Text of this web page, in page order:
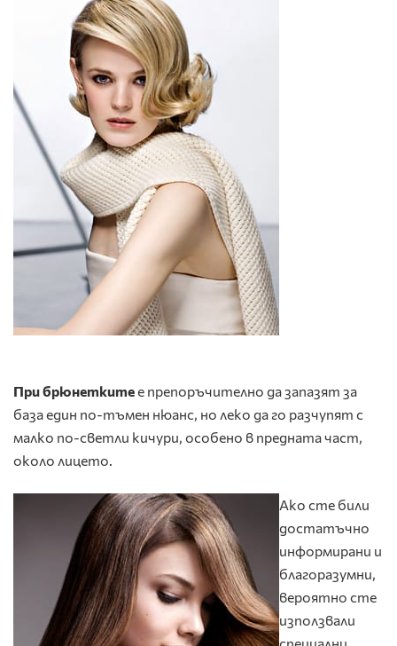
При брюнеткитее препоръчително да запазят за
база един по-тъмен нюанс, но леко да го разчупят с
малко по-светли кичури, особено в предната част,
около лицето.
Ако сте били
достатъчно
информирани и
благоразумни,
вероятно сте
използвали